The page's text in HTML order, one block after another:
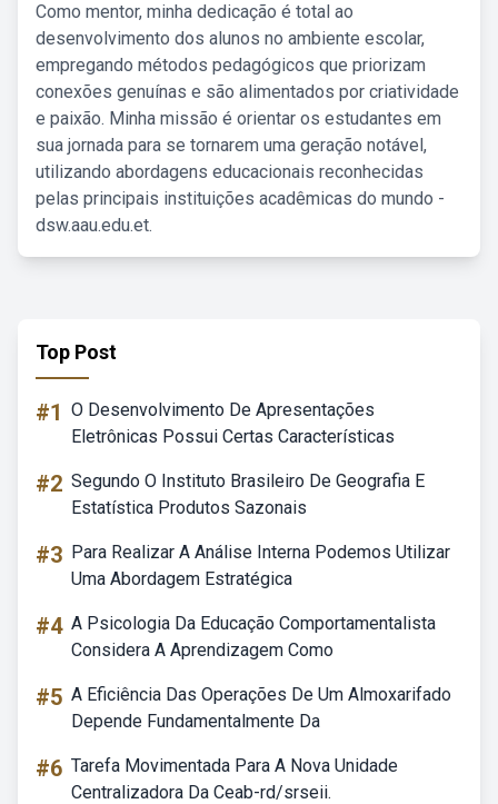
Como mentor, minha dedicação é total ao
desenvolvimento dos alunos no ambiente escolar,
empregando métodos pedagógicos que priorizam
conexões genuínas e são alimentados por criatividade
e paixão. Minha missão é orientar os estudantes em
sua jornada para se tornarem uma geração notável,
utilizando abordagens educacionais reconhecidas
pelas principais instituições acadêmicas do mundo -
dsw.aau.edu.et.
Top Post
#1 O Desenvolvimento De Apresentações
Eletrônicas Possui Certas Características
#2 Segundo O Instituto Brasileiro De Geografia E
Estatística Produtos Sazonais
#3 Para Realizar A Análise Interna Podemos Utilizar
Uma Abordagem Estratégica
#4 A Psicologia Da Educação Comportamentalista
Considera A Aprendizagem Como
#5 A Eficiência Das Operações De Um Almoxarifado
Depende Fundamentalmente Da
#6 Tarefa Movimentada Para A Nova Unidade
Centralizadora Da Ceab-rd/srseii.